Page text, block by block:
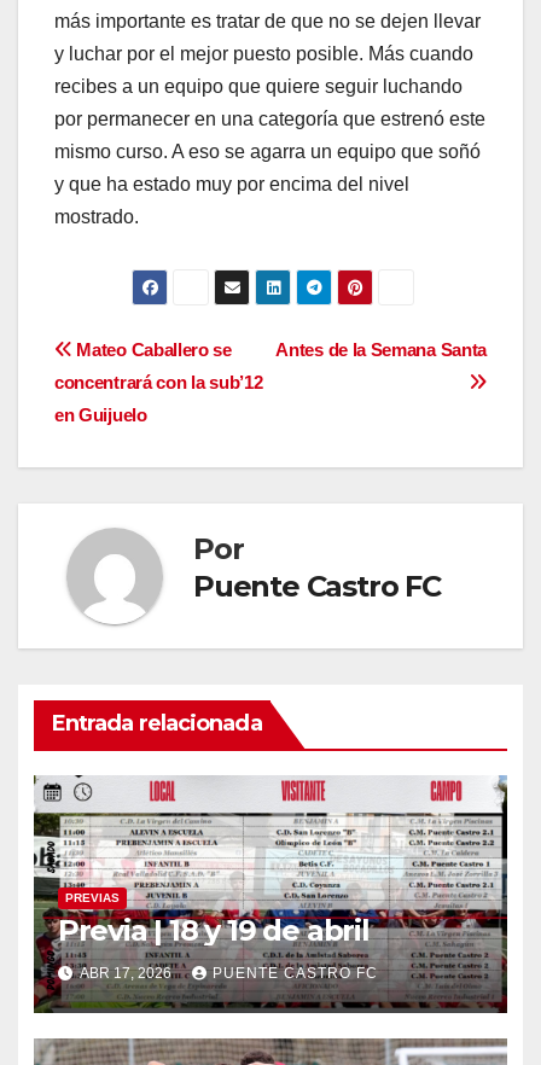
más importante es tratar de que no se dejen llevar
y luchar por el mejor puesto posible. Más cuando
recibes a un equipo que quiere seguir luchando
por permanecer en una categoría que estrenó este
mismo curso. A eso se agarra un equipo que soñó
y que ha estado muy por encima del nivel
mostrado.
Navegación
de
entradas
Antes de la Semana Santa
Mateo Caballero se
concentrará con la sub’12
en Guijuelo
Por
Puente Castro FC
Entrada relacionada
PREVIAS
Previa | 18 y 19 de abril
ABR 17, 2026 PUENTE CASTRO FC